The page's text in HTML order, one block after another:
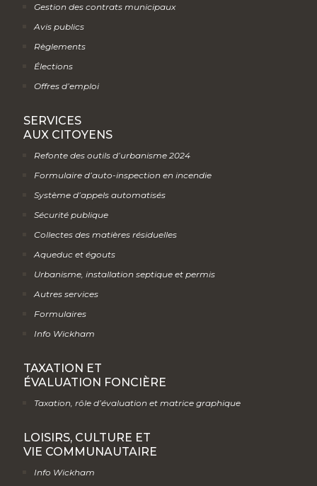
SERVICES
AUX CITOYENS
Refonte des outils d’urbanisme 2024
Formulaire d’auto-inspection en incendie
Système d’appels automatisés
Collectes des matières résiduelles
Aqueduc et égouts
Urbanisme, installation septique et permis
Autres services
Formulaires
Info Wickham
TAXATION ET
ÉVALUATION FONCIÈRE
Taxation, rôle d’évaluation et matrice graphique
VIE COMMUNAUTAIRE
Activités de loisirs et de culture
Camp de jour
Centre communautaire
Vie communautaire
Politique familiale municipale et Municipalité amie des